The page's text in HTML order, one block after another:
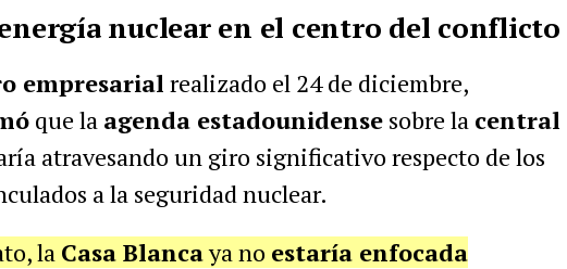
nuclear en el centro del conflicto
empresarial realizado el 24 de diciembre,
que la agenda estadounidensesobre la central
atravesando un giro significativo respecto de los
a la seguridad nuclear.
la Casa Blancaya no estaría enfocada